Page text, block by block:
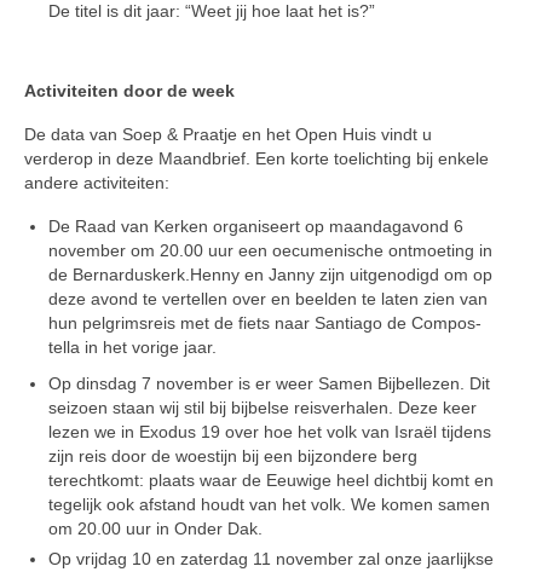
De titel is dit jaar: “Weet jij hoe laat het is?”
Activiteiten door de week
De data van Soep & Praatje en het Open Huis vindt u
verderop in deze Maandbrief. Een korte toelichting bij enkele
andere activiteiten:
De Raad van Kerken organiseert op maandagavond 6
november om 20.00 uur een oecumenische ont­moeting in
de Bernarduskerk.Henny en Janny zijn uitgenodigd om op
deze avond te vertellen over en beelden te la­ten zien van
hun pelgrimsreis met de fiets naar Santiago de Compos­
tella in het vorige jaar.
Op dinsdag 7 november is er weer Samen Bijbellezen. Dit
seizoen staan wij stil bij bijbelse reisverha­len. Deze keer
lezen we in Exodus 19 over hoe het volk van Israël tij­dens
zijn reis door de woestijn bij een bijzondere berg
terechtkomt: plaats waar de Eeuwige heel dicht­bij komt en
tegelijk ook afstand houdt van het volk. We komen sa­men
om 20.00 uur in Onder Dak.
Op vrijdag 10 en zaterdag 11 no­vember zal onze jaarlijkse